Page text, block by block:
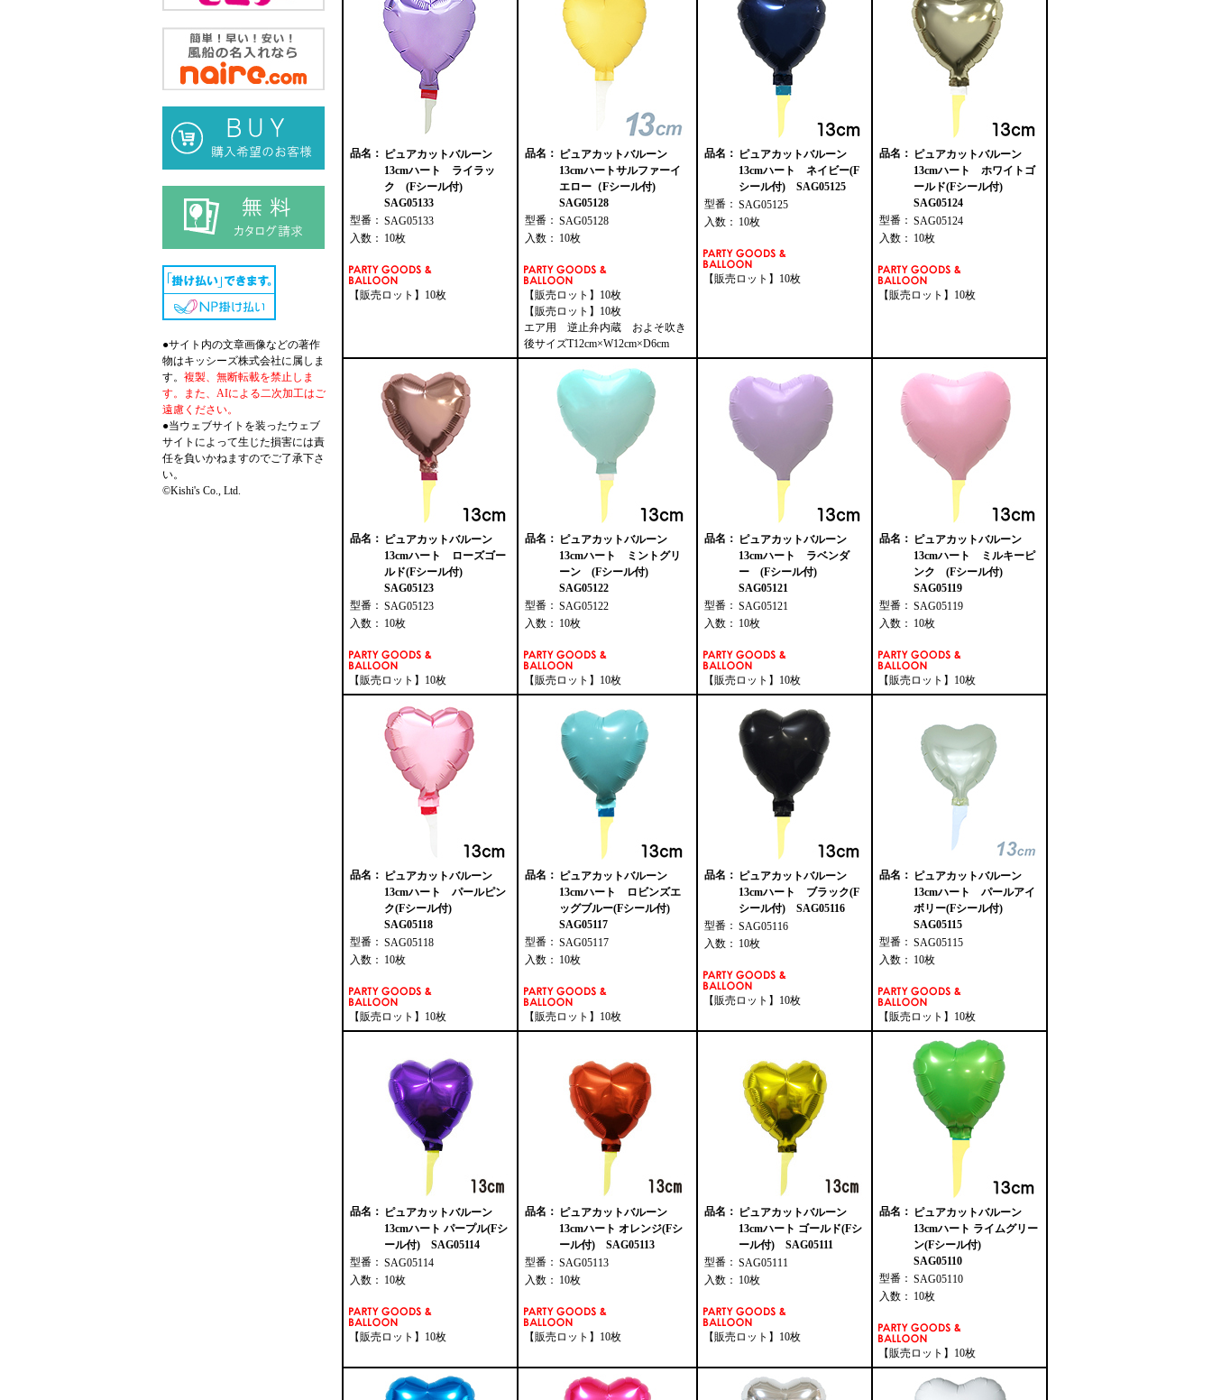
●サイト内の文章画像などの著作
物はキッシーズ株式会社に属しま
す。 複製、無断転載を禁止しま
す。また、AIによる二次加工はご
遠慮ください。
●当ウェブサイトを装ったウェブ
サイトによって生じた損害には責
任を負いかねますのでご了承下さ
い。
©Kishi's Co., Ltd.
品名： ピュアカットバルーン
13cmハート ライラッ
ク (Fシール付)
SAG05133
型番： SAG05133
入数： 10枚
【販売ロット】10枚
品名： ピュアカットバルーン
13cmハートサルファーイ
エロー（Fシール付)
SAG05128
型番： SAG05128
入数： 10枚
【販売ロット】10枚
【販売ロット】10枚
エア用 逆止弁内蔵 およそ吹き
後サイズT12cm×W12cm×D6cm
品名： ピュアカットバルーン
13cmハート ネイビー(F
シール付) SAG05125
型番： SAG05125
入数： 10枚
【販売ロット】10枚
品名： ピュアカットバルーン
13cmハート ホワイトゴ
ールド(Fシール付)
SAG05124
型番： SAG05124
入数： 10枚
【販売ロット】10枚
品名： ピュアカットバルーン
13cmハート ローズゴー
ルド(Fシール付)
SAG05123
型番： SAG05123
入数： 10枚
【販売ロット】10枚
品名： ピュアカットバルーン
13cmハート ミントグリ
ーン (Fシール付)
SAG05122
型番： SAG05122
入数： 10枚
【販売ロット】10枚
品名： ピュアカットバルーン
13cmハート ラベンダ
ー (Fシール付)
SAG05121
型番： SAG05121
入数： 10枚
【販売ロット】10枚
品名： ピュアカットバルーン
13cmハート ミルキーピ
ンク (Fシール付)
SAG05119
型番： SAG05119
入数： 10枚
【販売ロット】10枚
品名： ピュアカットバルーン
13cmハート パールピン
ク(Fシール付)
SAG05118
型番： SAG05118
入数： 10枚
【販売ロット】10枚
品名： ピュアカットバルーン
13cmハート ロビンズエ
ッグブルー(Fシール付)
SAG05117
型番： SAG05117
入数： 10枚
【販売ロット】10枚
品名： ピュアカットバルーン
13cmハート ブラック(F
シール付) SAG05116
型番： SAG05116
入数： 10枚
【販売ロット】10枚
品名： ピュアカットバルーン
13cmハート パールアイ
ボリー(Fシール付)
SAG05115
型番： SAG05115
入数： 10枚
【販売ロット】10枚
品名： ピュアカットバルーン
13cmハート パープル(Fシ
ール付) SAG05114
型番： SAG05114
入数： 10枚
【販売ロット】10枚
品名： ピュアカットバルーン
13cmハート オレンジ(Fシ
ール付) SAG05113
型番： SAG05113
入数： 10枚
【販売ロット】10枚
品名： ピュアカットバルーン
13cmハート ゴールド(Fシ
ール付) SAG05111
型番： SAG05111
入数： 10枚
【販売ロット】10枚
品名： ピュアカットバルーン
13cmハート ライムグリー
ン(Fシール付)
SAG05110
型番： SAG05110
入数： 10枚
【販売ロット】10枚